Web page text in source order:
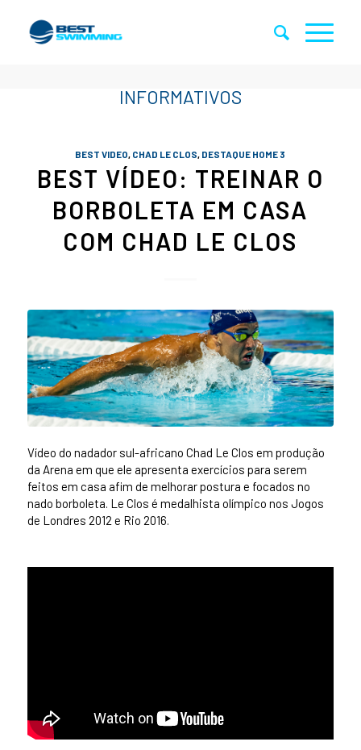
BEST VIDEO, CHAD LE CLOS, DESTAQUE HOME 3
BEST VÍDEO: TREINAR O
BORBOLETA EM CASA
COM CHAD LE CLOS
Vídeo do nadador sul-africano Chad Le Clos em produção
da Arena em que ele apresenta exercícios para serem
feitos em casa afim de melhorar postura e focados no
nado borboleta. Le Clos é medalhista olímpico nos Jogos
de Londres 2012 e Rio 2016.